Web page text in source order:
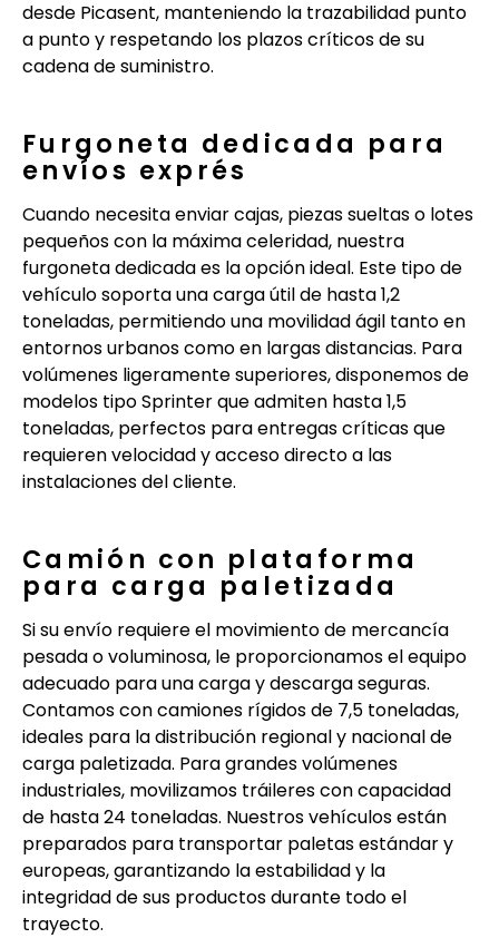
desde Picasent, manteniendo la trazabilidad punto
a punto y respetando los plazos críticos de su
cadena de suministro.
Furgoneta dedicada para
envíos exprés
Cuando necesita enviar cajas, piezas sueltas o lotes
pequeños con la máxima celeridad, nuestra
furgoneta dedicada es la opción ideal. Este tipo de
vehículo soporta una carga útil de hasta 1,2
toneladas, permitiendo una movilidad ágil tanto en
entornos urbanos como en largas distancias. Para
volúmenes ligeramente superiores, disponemos de
modelos tipo Sprinter que admiten hasta 1,5
toneladas, perfectos para entregas críticas que
requieren velocidad y acceso directo a las
instalaciones del cliente.
Camión con plataforma
para carga paletizada
Si su envío requiere el movimiento de mercancía
pesada o voluminosa, le proporcionamos el equipo
adecuado para una carga y descarga seguras.
Contamos con camiones rígidos de 7,5 toneladas,
ideales para la distribución regional y nacional de
carga paletizada. Para grandes volúmenes
industriales, movilizamos tráileres con capacidad
de hasta 24 toneladas. Nuestros vehículos están
preparados para transportar paletas estándar y
europeas, garantizando la estabilidad y la
integridad de sus productos durante todo el
trayecto.